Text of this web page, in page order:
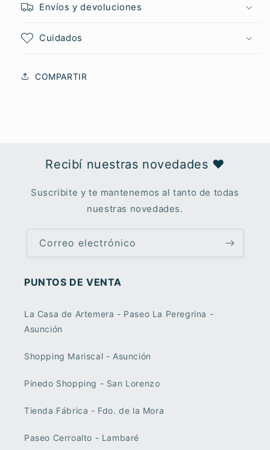
Envíos y devoluciones
Cuidados
COMPARTIR
Recibí nuestras novedades ♥︎
Suscribite y te mantenemos al tanto de todas
nuestras novedades.
Correo electrónico
PUNTOS DE VENTA
La Casa de Artemera - Paseo La Peregrina -
Asunción
Shopping Mariscal - Asunción
Pinedo Shopping - San Lorenzo
Tienda Fábrica - Fdo. de la Mora
Paseo Cerroalto - Lambaré